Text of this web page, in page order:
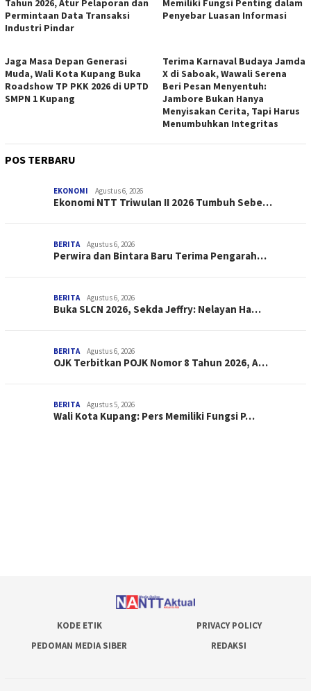
Permintaan Data Transaksi
Industri Pindar
Penyebar Luasan Informasi
Jaga Masa Depan Generasi
Muda, Wali Kota Kupang Buka
Roadshow TP PKK 2026 di UPTD
SMPN 1 Kupang
Terima Karnaval Budaya Jamda
X di Saboak, Wawali Serena
Beri Pesan Menyentuh:
Jambore Bukan Hanya
Menyisakan Cerita, Tapi Harus
Menumbuhkan Integritas
POS TERBARU
EKONOMI Agustus 6, 2026
Ekonomi NTT Triwulan II 2026 Tumbuh Sebe…
BERITA Agustus 6, 2026
Perwira dan Bintara Baru Terima Pengarah…
BERITA Agustus 6, 2026
Buka SLCN 2026, Sekda Jeffry: Nelayan Ha…
BERITA Agustus 6, 2026
OJK Terbitkan POJK Nomor 8 Tahun 2026, A…
BERITA Agustus 5, 2026
Wali Kota Kupang: Pers Memiliki Fungsi P…
KODE ETIK
PRIVACY POLICY
PEDOMAN MEDIA SIBER
REDAKSI